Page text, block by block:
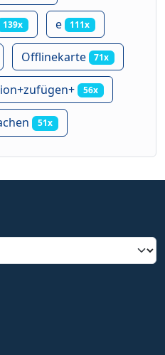
139x e 111x
Offlinekarte 71x
56x
51x